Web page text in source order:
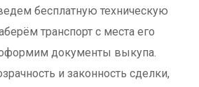
бесплатную техническую
транспорт с места его
документы выкупа.
и законность сделки,